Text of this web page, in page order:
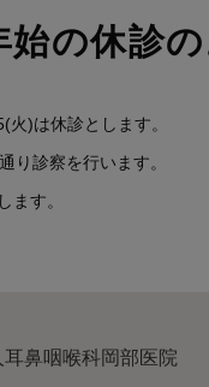
始の休診
)は休診とします。
り診察を行います。
ます。
耳鼻咽喉科岡部医院